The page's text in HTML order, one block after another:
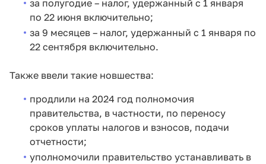
за полугодие – налог, удержанный с 1 января
по 22 июня включительно;
за 9 месяцев – налог, удержанный с 1 января по
22 сентября включительно.
Также ввели такие новшества:
продлили на 2024 год полномочия
правительства, в частности, по переносу
сроков уплаты налогов и взносов, подачи
отчетности;
уполномочили правительство устанавливать в